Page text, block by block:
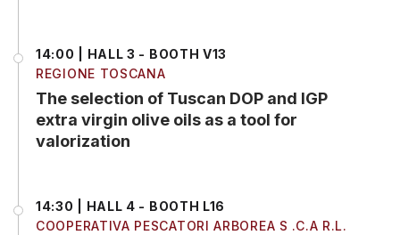
14:00 | HALL 3 - BOOTH V13
REGIONE TOSCANA
The selection of Tuscan DOP and IGP
extra virgin olive oils as a tool for
valorization
14:30 | HALL 4 - BOOTH L16
COOPERATIVA PESCATORI ARBOREA S .C.A R.L.